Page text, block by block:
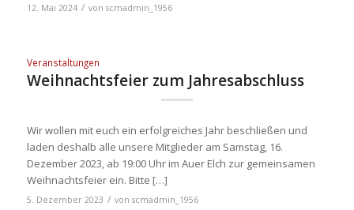
12. Mai 2024 / von scmadmin_1956
Veranstaltungen
Weihnachtsfeier zum Jahresabschluss
Wir wollen mit euch ein erfolgreiches Jahr beschließen und
laden deshalb alle unsere Mitglieder am Samstag, 16.
Dezember 2023, ab 19:00 Uhr im Auer Elch zur gemeinsamen
Weihnachtsfeier ein. Bitte […]
5. Dezember 2023 / von scmadmin_1956